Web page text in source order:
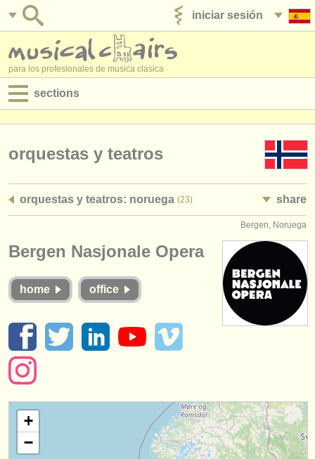
iniciar sesión
para los profesionales de musica clasica
sections
empleos - administración
concursos
instrumentos en venta
instrumentos robados
directorios:
orquestas y teatros
orquestas y teatros
orquestas y teatros: noruega (23) share
Bergen, Noruega
Bergen Nasjonale Opera
home office
+
−